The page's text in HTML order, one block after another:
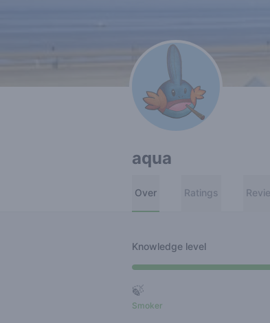
aqua
Over Ratings
Knowledge level
🍃
Smoker